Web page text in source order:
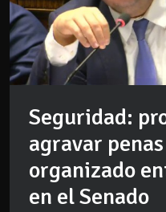
Seguridad:
agravar
organizado
en el Senado